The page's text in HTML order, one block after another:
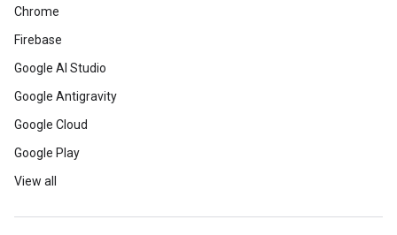
Chrome
Firebase
Google AI Studio
Google Antigravity
Google Cloud
Google Play
View all